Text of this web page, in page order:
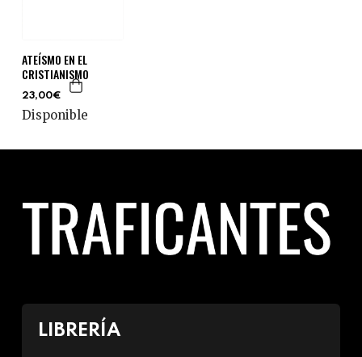
ATEÍSMO EN EL
CRISTIANISMO
23,00€
Disponible
LIBRERÍA